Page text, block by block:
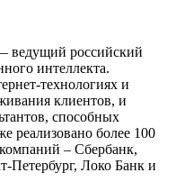
ведущий российский
интеллекта.
технологиях и
клиентов, и
способных
реализовано более 100
– Сбербанк,
Петербург, Локо Банк и